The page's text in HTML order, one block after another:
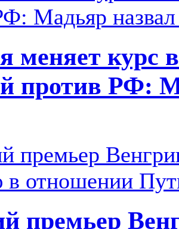
меняет
против РФ:
премьер